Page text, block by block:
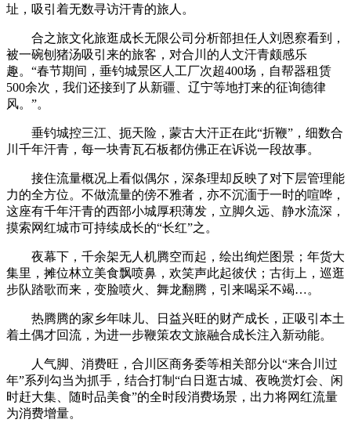
址，吸引着无数寻访汗青的旅人。
合之旅文化旅逛成长无限公司分析部担任人刘恩察看到，
被一碗刨猪汤吸引来的旅客，对合川的人文汗青颇感乐
趣。“春节期间，垂钓城景区人工厂次超400场，自帮器租赁
500余次，我们还接到了从新疆、辽宁等地打来的征询德律
风。”。
垂钓城控三江、扼天险，蒙古大汗正在此“折鞭”，细数合
川千年汗青，每一块青瓦石板都仿佛正在诉说一段故事。
接住流量概况上看似偶尔，深条理却反映了对下层管理能
力的全方位。不做流量的傍不雅者，亦不沉湎于一时的喧哗，
这座有千年汗青的西部小城厚积薄发，立脚久远、静水流深，
摸索网红城市可持续成长的“长红”之。
夜幕下，千余架无人机腾空而起，绘出绚烂图景；年货大
集里，摊位林立美食飘喷鼻，欢笑声此起彼伏；古街上，巡逛
步队踏歌而来，变脸喷火、舞龙翻腾，引来喝采不竭…。
热腾腾的家乡年味儿、日益兴旺的财产成长，正吸引本土
着土偶才回流，为进一步鞭策农文旅融合成长注入新动能。
人气脚、消费旺，合川区商务委等相关部分以“来合川过
年”系列勾当为抓手，结合打制“白日逛古城、夜晚赏灯会、闲
时赶大集、随时品美食”的全时段消费场景，出力将网红流量
为消费增量。